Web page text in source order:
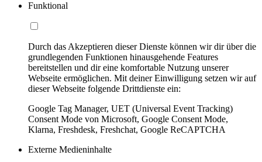
Funktional
Durch das Akzeptieren dieser Dienste können wir dir über die
grundlegenden Funktionen hinausgehende Features
bereitstellen und dir eine komfortable Nutzung unserer
Webseite ermöglichen. Mit deiner Einwilligung setzen wir auf
dieser Webseite folgende Drittdienste ein:
Google Tag Manager, UET (Universal Event Tracking)
Consent Mode von Microsoft, Google Consent Mode,
Klarna, Freshdesk, Freshchat, Google ReCAPTCHA
Externe Medieninhalte